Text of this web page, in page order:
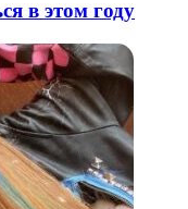
в этом году